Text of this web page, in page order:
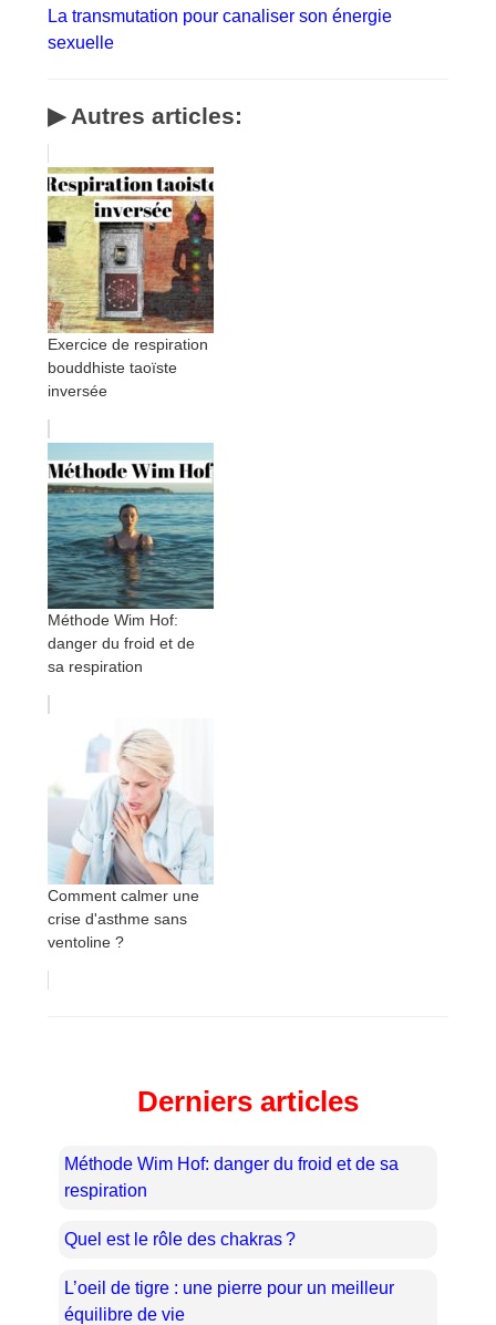
La transmutation pour canaliser son énergie
sexuelle
▶ Autres articles:
Exercice de respiration
bouddhiste taoïste
inversée
Méthode Wim Hof:
danger du froid et de
sa respiration
Comment calmer une
crise d'asthme sans
ventoline ?
Derniers articles
Méthode Wim Hof: danger du froid et de sa
respiration
Quel est le rôle des chakras ?
L’oeil de tigre : une pierre pour un meilleur
équilibre de vie